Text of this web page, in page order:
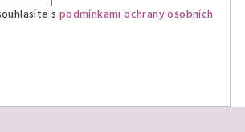
p
v
s podmínkami ochrany osobních